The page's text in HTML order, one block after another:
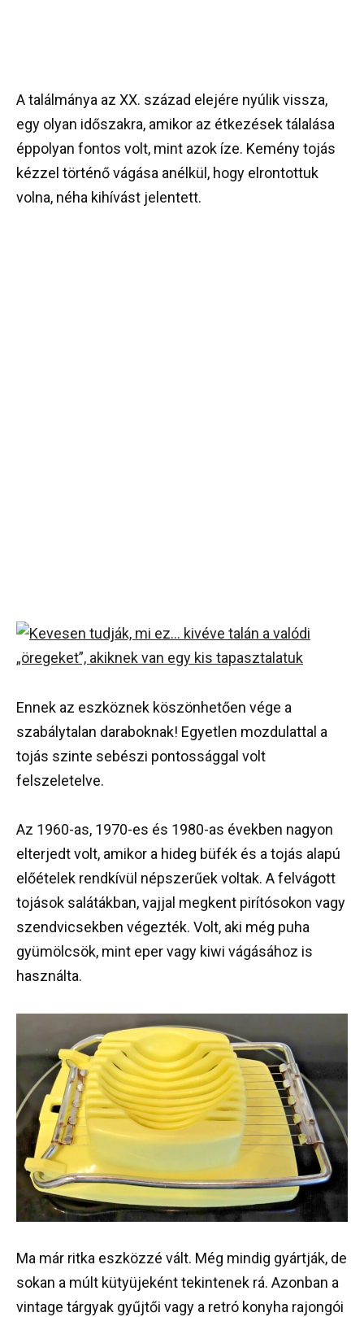
A találmánya az XX. század elejére nyúlik vissza,
egy olyan időszakra, amikor az étkezések tálalása
éppolyan fontos volt, mint azok íze. Kemény tojás
kézzel történő vágása anélkül, hogy elrontottuk
volna, néha kihívást jelentett.
Ennek az eszköznek köszönhetően vége a
szabálytalan daraboknak! Egyetlen mozdulattal a
tojás szinte sebészi pontossággal volt
felszeletelve.
Az 1960-as, 1970-es és 1980-as években nagyon
elterjedt volt, amikor a hideg büfék és a tojás alapú
előételek rendkívül népszerűek voltak. A felvágott
tojások salátákban, vajjal megkent pirítósokon vagy
szendvicsekben végezték. Volt, aki még puha
gyümölcsök, mint eper vagy kiwi vágásához is
használta.
Ma már ritka eszközzé vált. Még mindig gyártják, de
sokan a múlt kütyüjeként tekintenek rá. Azonban a
vintage tárgyak gyűjtői vagy a retró konyha rajongói